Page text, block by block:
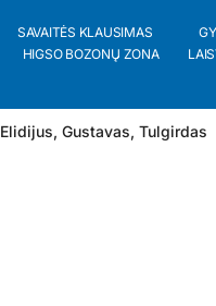
SAVAITĖS KLAUSIMAS
HIGSO BOZONŲ ZONA
Elidijus, Gustavas, Tulgirdas